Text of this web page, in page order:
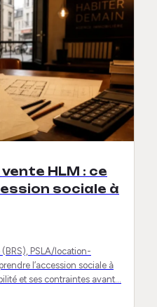
vente HLM : ce
sociale à
PSLA/location-
l’accession sociale à
et ses contraintes avant…